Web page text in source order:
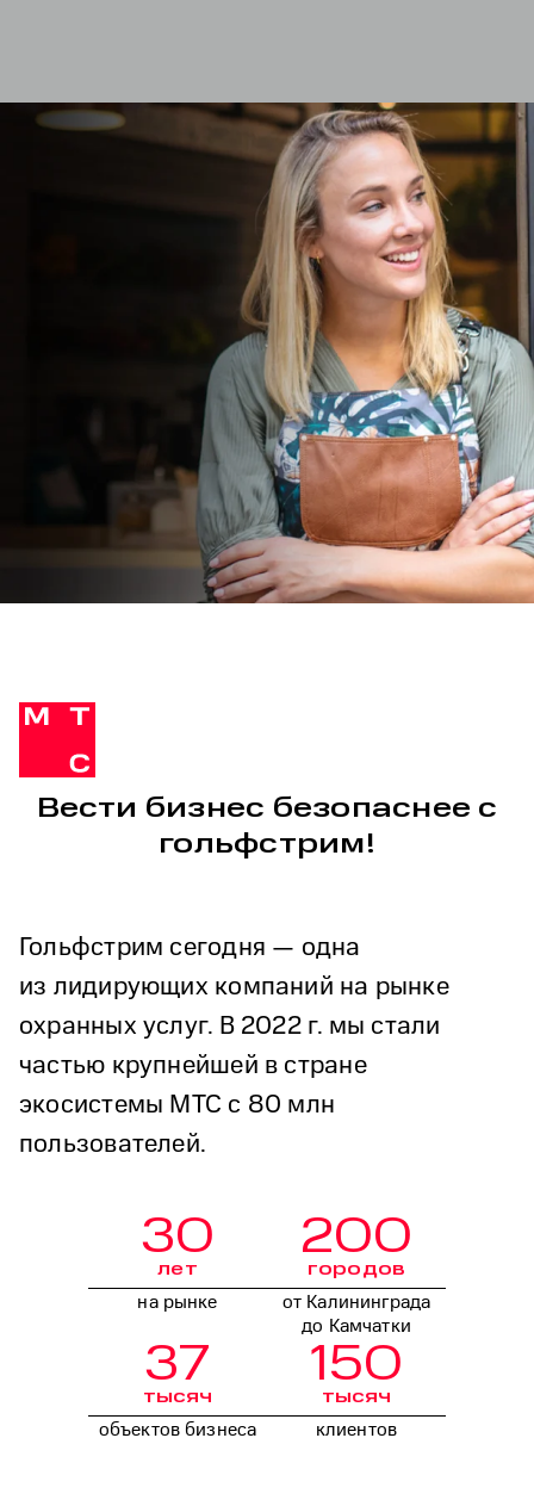
Вести бизнес безопаснее с
гольфстрим!
Гольфстрим сегодня — одна
из лидирующих компаний на рынке
охранных услуг. В 2022 г. мы стали
частью крупнейшей в стране
экосистемы МТС с 80 млн
пользователей.
30
лет
на рынке
200
городов
от Калининграда
до Камчатки
37
тысяч
объектов бизнеса
150
тысяч
клиентов